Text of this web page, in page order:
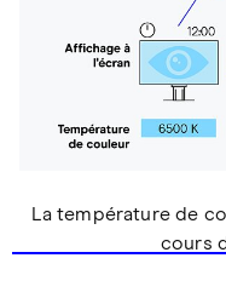
La température de
cours